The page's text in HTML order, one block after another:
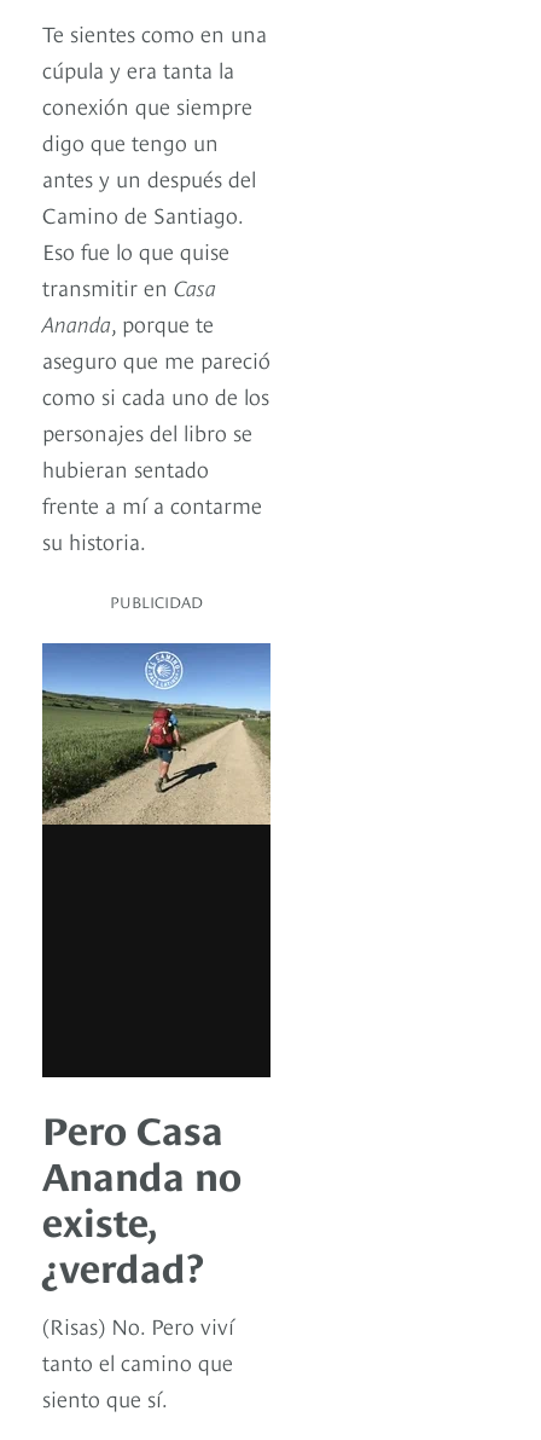
Te sientes como en una
cúpula y era tanta la
conexión que siempre
digo que tengo un
antes y un después del
Camino de Santiago.
Eso fue lo que quise
transmitir en Casa
Ananda , porque te
aseguro que me pareció
como si cada uno de los
personajes del libro se
hubieran sentado
frente a mí a contarme
su historia.
PUBLICIDAD
Pero Casa
Ananda no
existe,
¿verdad?
(Risas) No. Pero viví
tanto el camino que
siento que sí.